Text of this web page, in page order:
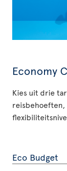
Economy
Kies uit drie
reisbehoeften,
Eco Budget